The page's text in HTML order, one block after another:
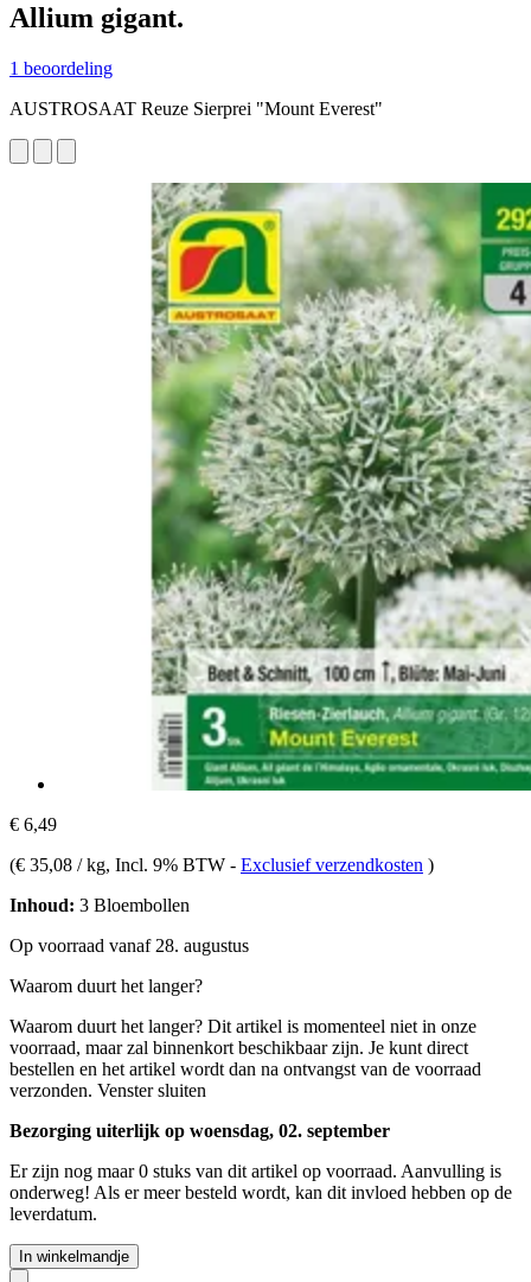
Allium gigant.
1 beoordeling
AUSTROSAAT Reuze Sierprei "Mount Everest"
€ 6,49
(€ 35,08 / kg, Incl. 9% BTW - Exclusief verzendkosten )
Inhoud: 3 Bloembollen
Op voorraad vanaf 28. augustus
Waarom duurt het langer?
Waarom duurt het langer? Dit artikel is momenteel niet in onze
voorraad, maar zal binnenkort beschikbaar zijn. Je kunt direct
bestellen en het artikel wordt dan na ontvangst van de voorraad
verzonden. Venster sluiten
Bezorging uiterlijk op woensdag, 02. september
Er zijn nog maar 0 stuks van dit artikel op voorraad. Aanvulling is
onderweg! Als er meer besteld wordt, kan dit invloed hebben op de
leverdatum.
In winkelmandje